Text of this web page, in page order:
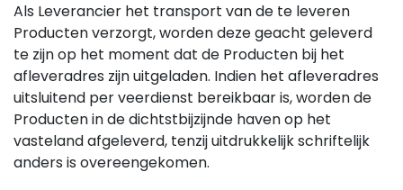
Als Leverancier het transport van de te leveren
Producten verzorgt, worden deze geacht geleverd
te zijn op het moment dat de Producten bij het
afleveradres zijn uitgeladen. Indien het afleveradres
uitsluitend per veerdienst bereikbaar is, worden de
Producten in de dichtstbijzijnde haven op het
vasteland afgeleverd, tenzij uitdrukkelijk schriftelijk
anders is overeengekomen.